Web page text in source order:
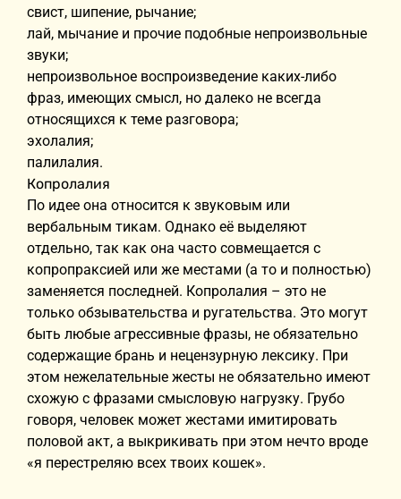
свист, шипение, рычание;
лай, мычание и прочие подобные непроизвольные
звуки;
непроизвольное воспроизведение каких-либо
фраз, имеющих смысл, но далеко не всегда
относящихся к теме разговора;
эхолалия;
палилалия.
Копролалия
По идее она относится к звуковым или
вербальным тикам. Однако её выделяют
отдельно, так как она часто совмещается с
копропраксией или же местами (а то и полностью)
заменяется последней. Копролалия – это не
только обзывательства и ругательства. Это могут
быть любые агрессивные фразы, не обязательно
содержащие брань и нецензурную лексику. При
этом нежелательные жесты не обязательно имеют
схожую с фразами смысловую нагрузку. Грубо
говоря, человек может жестами имитировать
половой акт, а выкрикивать при этом нечто вроде
«я перестреляю всех твоих кошек».